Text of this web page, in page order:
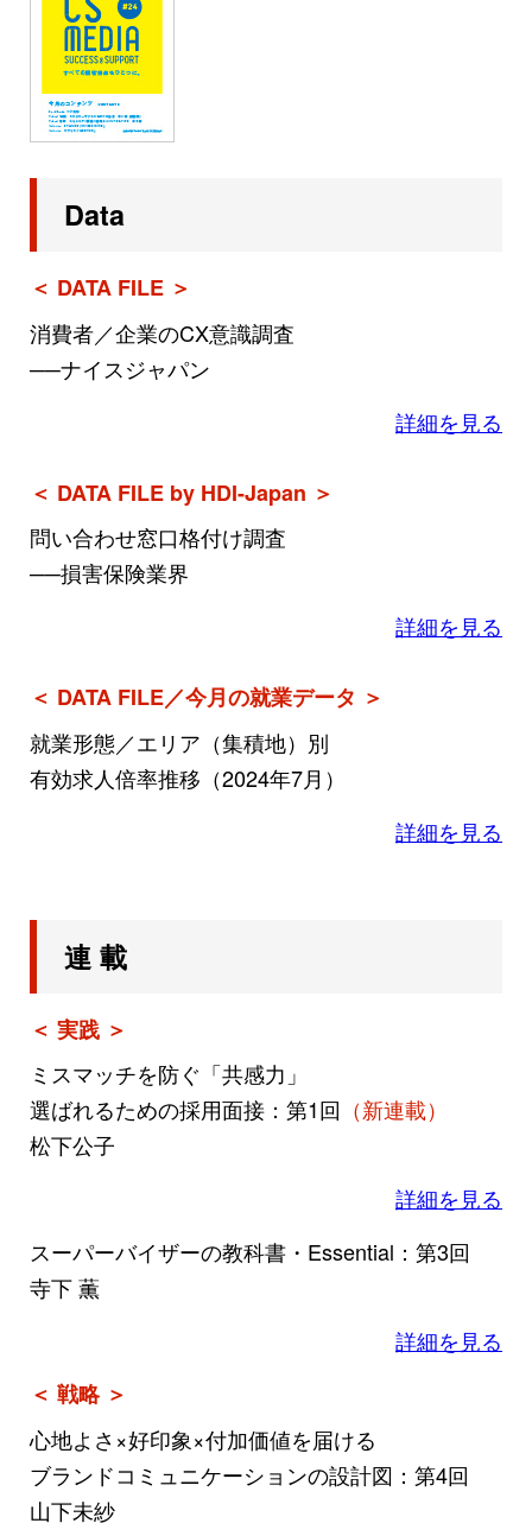
Data
＜ DATA FILE ＞
消費者／企業のCX意識調査
──ナイスジャパン
詳細を見る
＜ DATA FILE by HDI-Japan ＞
問い合わせ窓口格付け調査
──損害保険業界
詳細を見る
＜ DATA FILE／今月の就業データ ＞
就業形態／エリア（集積地）別
有効求人倍率推移（2024年7月）
詳細を見る
連 載
＜ 実践 ＞
ミスマッチを防ぐ「共感力」
選ばれるための採用面接：第1回 （新連載）
松下公子
詳細を見る
スーパーバイザーの教科書・Essential：第3回
寺下 薫
詳細を見る
＜ 戦略 ＞
心地よさ×好印象×付加価値を届ける
ブランドコミュニケーションの設計図：第4回
山下未紗